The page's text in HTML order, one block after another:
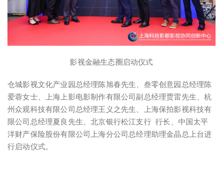
影视金融生态圈启动仪式
仓城影视文化产业园总经理陈旭春先生、叁零创意园总经理陈
爱蓉女士、上海上影电影制作有限公司副总经理贾雷先生、杭
州众观科技有限公司总经理王义之先生、上海保拍影视科技有
限公司总经理夏良先生、北京银行松江支行 行长、中国太平
洋财产保险股份有限公司上海分公司总经理助理金晶总上台进
行启动仪式。